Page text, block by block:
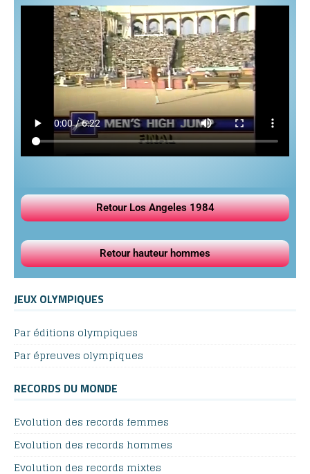
Retour Los Angeles 1984
Retour hauteur hommes
JEUX OLYMPIQUES
Par éditions olympiques
Par épreuves olympiques
RECORDS DU MONDE
Evolution des records femmes
Evolution des records hommes
Evolution des records mixtes